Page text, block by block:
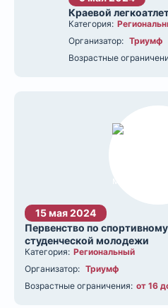
Краевой
Категория:
Организатор: Триумф
Возрастные
15 мая 2024
Первенство по
студенческой молодежи
Категория: Региональный
Организатор: Триумф
Возрастные ограничения: от 16